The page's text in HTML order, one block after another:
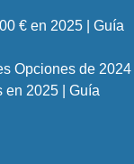
€ en 2025 | Guía
Opciones de 2024
en 2025 | Guía